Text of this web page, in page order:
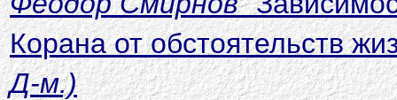
Корана от обстоятельств
Д-м.)